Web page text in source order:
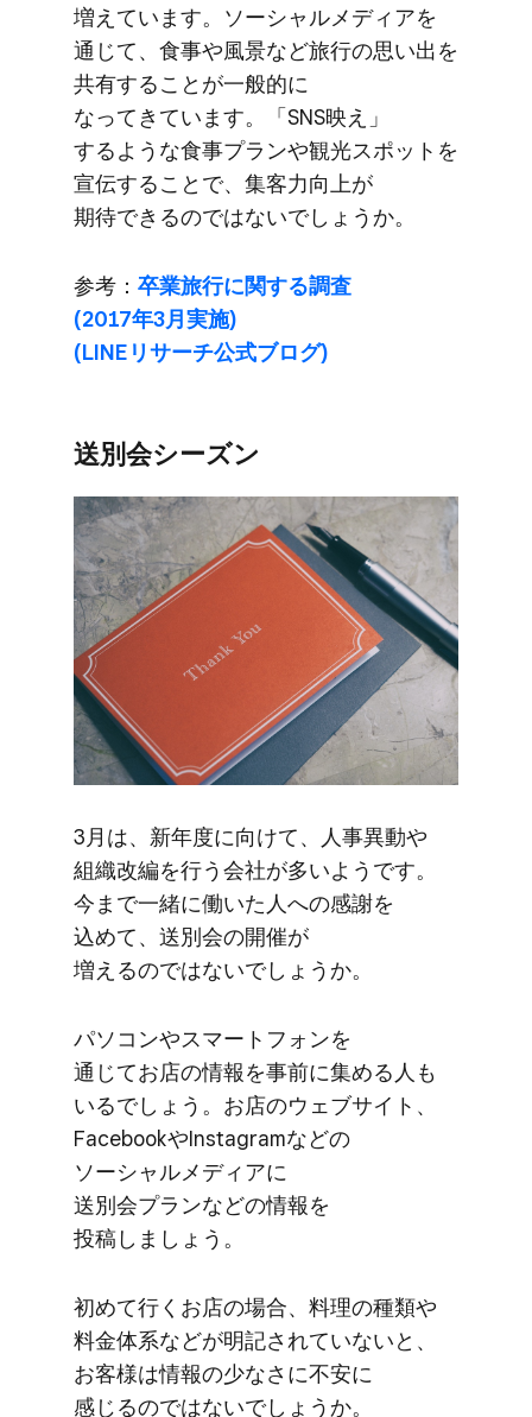
増えています。​ソーシャルメディアを​
通じて、​食事や​風景など​旅行の​思い出を​
共有する​ことが​一般的に​
なってきています。​「SNS映え」
するような​食事プランや​観光スポットを​
宣伝する​ことで、​集客力向上が​
期待できるのではないでしょうか。
参考： 卒業旅行に​関する​調査
(2017年3月実施)
(LINEリサーチ公式ブログ)
送別会シーズン
3月は、​新年度に​向けて、​人事異動や​
組織改編を​行う​会社が​多いようです。​
今まで​一緒に​働いた​人への​感謝を​
込めて、​送別会の​開催が​
増えるのではないでしょうか。
パソコンや​スマートフォンを​
通じてお店の​情報を​事前に​集める​人も​
いるでしょう。​お店の​ウェブサイト、​
Facebookや​Instagramなどの​
ソーシャルメディアに​
送別会プランなどの​情報を​
投稿しましょう。
初めて​行く​お店の​場合、​料理の​種類や​
料金体系などが​明記されていないと、​
お客様は​情報の​少なさに​不安に​
感じるのではないでしょうか。​